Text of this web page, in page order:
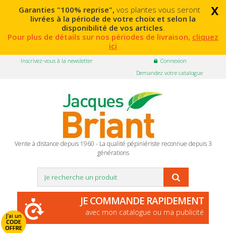
x
Garanties "100% reprise", vos plantes vous seront
livrées à la période de votre choix et selon la
disponibilité de vos articles.
Pour plus de détails sur nos périodes de livraison, cliquez
ici
Connexion
Inscrivez-vous à la newsletter
Demandez votre catalogue
Vente à distance depuis 1960 - La qualité pépiniériste reconnue depuis 3
générations
J'ai un
CODE
OFFRE
JE COMMANDE RAPIDEMENT
avec mon catalogue ou ma publicité